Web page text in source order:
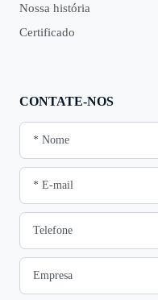
Nossa história
Certificado
CONTATE-NOS